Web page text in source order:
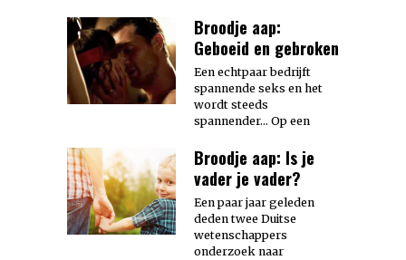
Broodje aap:
Geboeid en gebroken
Een echtpaar bedrijft
spannende seks en het
wordt steeds
spannender… Op een
Broodje aap: Is je
vader je vader?
Een paar jaar geleden
deden twee Duitse
wetenschappers
onderzoek naar